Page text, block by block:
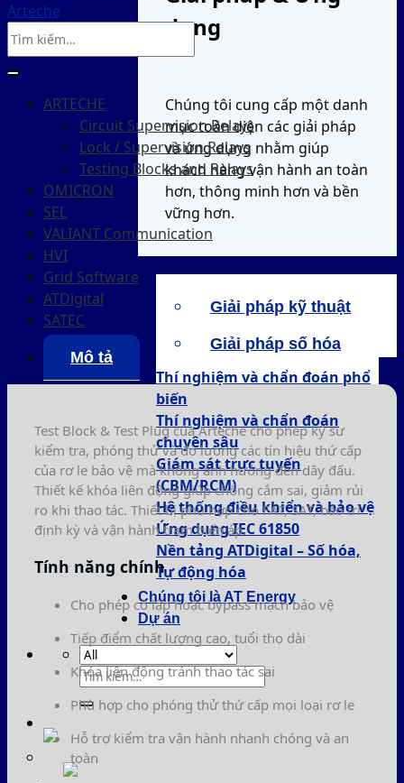
dụng
Chúng tôi cung cấp một danh
mục toàn diện các giải pháp
và ứng dụng nhằm giúp
khách hàng vận hành an toàn
hơn, thông minh hơn và bền
vững hơn.
Giải pháp kỹ thuật
Giải pháp số hóa
Thí nghiệm và chẩn đoán phổ
biến
Thí nghiệm và chẩn đoán
chuyên sâu
Giám sát trực tuyến
(CBM/RCM)
Hệ thống điều khiển và bảo vệ
Ứng dụng IEC 61850
Nền tảng ATDigital – Số hóa,
Tự động hóa
Chúng tôi là AT Energy
Dự án
Tìm
kiếm:
Arteche
ARTECHE
Circuit Supervision Relays
Lock / Supervision Relays
Testing Blocks and Relays
OMICRON
SEL
VALIANT Communication
HVI
Grid Software
ATDigital
SATEC
Mô tả
Test Block & Test Plug của Arteche cho phép kỹ sư
kiểm tra, phóng thử và đo lường các tín hiệu thứ cấp
của rơ le bảo vệ mà không ảnh hưởng đến dây đấu.
Thiết kế khóa liên động giúp chống cắm sai, giảm rủi
ro khi thao tác. Thiết bị phù hợp cho FAT, SAT, bảo trì
định kỳ và vận hành trạm biến áp.
Tính năng chính
Cho phép cô lập hoặc bypass mạch bảo vệ
Tiếp điểm chất lượng cao, tuổi thọ dài
Khóa liên động tránh thao tác sai
Phù hợp cho phóng thử thứ cấp mọi loại rơ le
Hỗ trợ kiểm tra vận hành nhanh chóng và an
toàn